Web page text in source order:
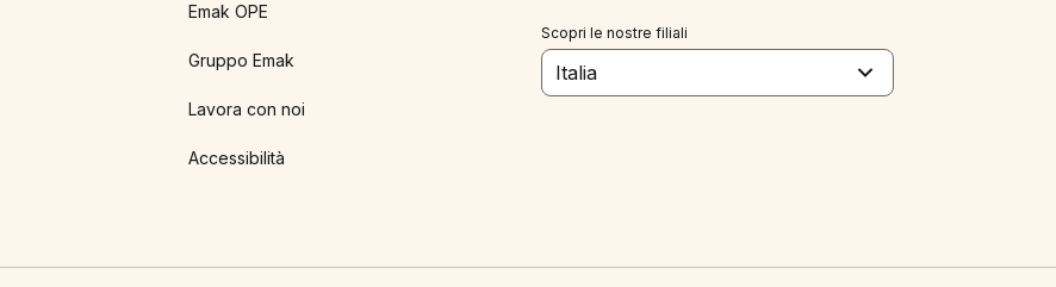
Emak OPE
Gruppo Emak
Lavora con noi
Accessibilità
Scopri le nostre filiali
Italia